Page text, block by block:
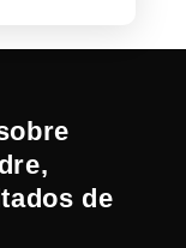
de